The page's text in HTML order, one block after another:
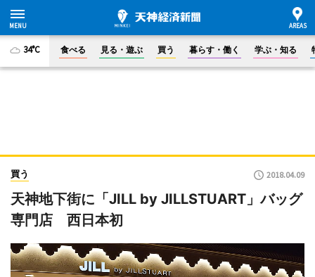
34°C 食べる 見る・遊ぶ 買う 暮らす・働く 学ぶ・知る
買う 2018.04.09
天神地下街に「JILL by JILLSTUART」バッグ
専門店 西日本初